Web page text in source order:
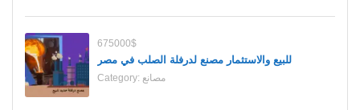
675000$
للبيع والاستثمار مصنع لدرفلة الصلب في مصر
Category: مصانع